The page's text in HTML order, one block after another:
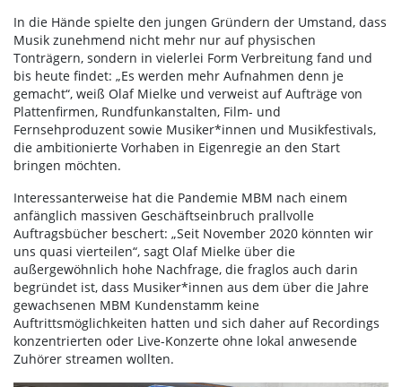
In die Hände spielte den jungen Gründern der Umstand, dass
Musik zunehmend nicht mehr nur auf physischen
Tonträgern, sondern in vielerlei Form Verbreitung fand und
bis heute findet: „Es werden mehr Aufnahmen denn je
gemacht“, weiß Olaf Mielke und verweist auf Aufträge von
Plattenfirmen, Rundfunkanstalten, Film- und
Fernsehproduzent sowie Musiker*innen und Musikfestivals,
die ambitionierte Vorhaben in Eigenregie an den Start
bringen möchten.
Interessanterweise hat die Pandemie MBM nach einem
anfänglich massiven Geschäftseinbruch prallvolle
Auftragsbücher beschert: „Seit November 2020 könnten wir
uns quasi vierteilen“, sagt Olaf Mielke über die
außergewöhnlich hohe Nachfrage, die fraglos auch darin
begründet ist, dass Musiker*innen aus dem über die Jahre
gewachsenen MBM Kundenstamm keine
Auftrittsmöglichkeiten hatten und sich daher auf Recordings
konzentrierten oder Live-Konzerte ohne lokal anwesende
Zuhörer streamen wollten.